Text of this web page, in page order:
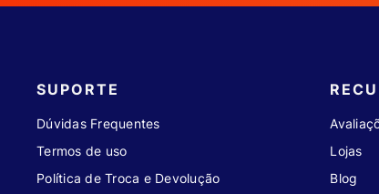
SUPORTE
Dúvidas Frequentes
Termos de uso
Política de Troca e Devolução
Lojas
Blog